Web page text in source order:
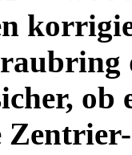
Zentrier-